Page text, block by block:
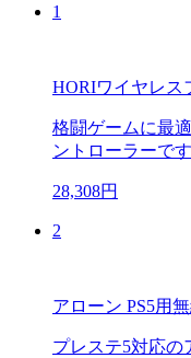
1
HORIワイヤレス
格闘ゲームに最
ントローラーです
28,308円
2
アローン PS5用
プレステ5対応の